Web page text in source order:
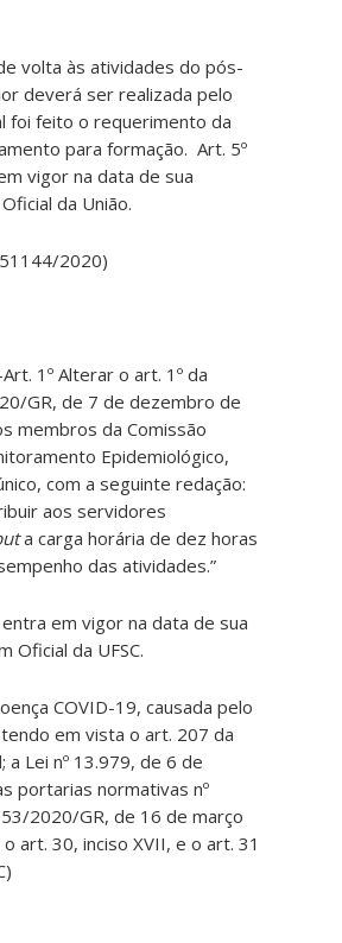
volta às atividades do pós-
deverá ser realizada pelo
foi feito o requerimento da
para formação. Art. 5º
vigor na data de sua
da União.
2020)
1º Alterar o art. 1º da
GR, de 7 de dezembro de
membros da Comissão
Epidemiológico,
com a seguinte redação:
aos servidores
a carga horária de dez horas
das atividades.”
em vigor na data de sua
Oficial da UFSC.
COVID-19, causada pelo
em vista o art. 207 da
a Lei nº 13.979, de 6 de
portarias normativas nº
2020/GR, de 16 de março
art. 30, inciso XVII, e o art. 31